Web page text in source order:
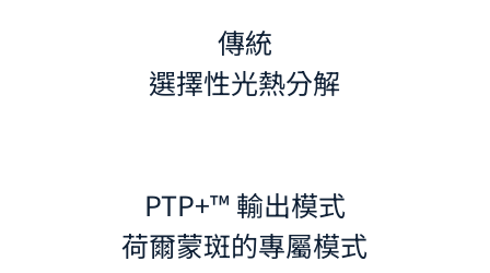
傳統
選擇性光熱分解
PTP+™ 輸出模式
荷爾蒙斑的專屬模式